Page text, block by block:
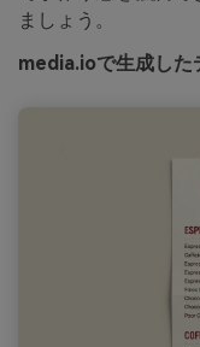
ましょう。
media.ioで生成した